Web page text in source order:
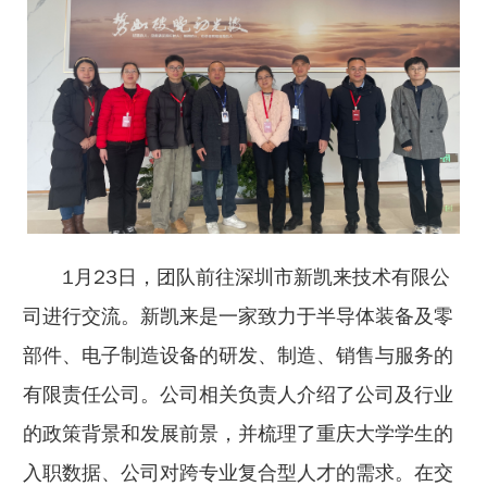
1月23日，团队前往深圳市新凯来技术有限公
司进行交流。新凯来是一家致力于半导体装备及零
部件、电子制造设备的研发、制造、销售与服务的
有限责任公司。公司相关负责人介绍了公司及行业
的政策背景和发展前景，并梳理了重庆大学学生的
入职数据、公司对跨专业复合型人才的需求。在交